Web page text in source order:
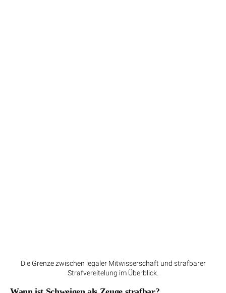
Die Grenze zwischen legaler Mitwisserschaft und strafbarer
Strafvereitelung im Überblick.